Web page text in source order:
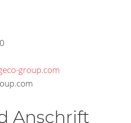
group.com
Anschrift